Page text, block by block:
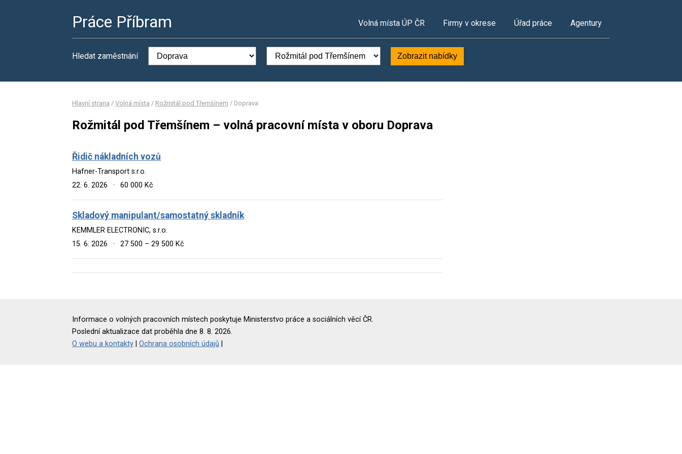
Práce Příbram Volná místa ÚP ČR Firmy v okrese Úřad práce Agentury
Hledat zaměstnání Zobrazit nabídky
Hlavní strana / Volná místa / Rožmitál pod Třemšínem / Doprava
Rožmitál pod Třemšínem – volná pracovní místa v oboru Doprava
Řidič nákladních vozů
Hafner-Transport s.r.o.
22. 6. 2026
· 60 000 Kč
Skladový manipulant/samostatný skladník
KEMMLER ELECTRONIC, s.r.o.
15. 6. 2026
· 27 500 – 29 500 Kč
Informace o volných pracovních místech poskytuje Ministerstvo práce a sociálních věcí ČR.
Poslední aktualizace dat proběhla dne 8. 8. 2026.
O webu a kontakty
Ochrana osobních údajů